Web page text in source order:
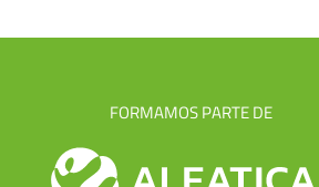
FORMAMOS PARTE DE